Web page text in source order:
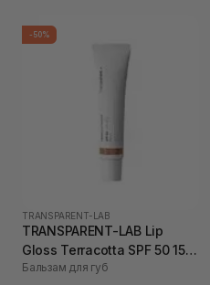
-50%
TRANSPARENT-LAB
TRANSPARENT-LAB Lip
Gloss Terracotta SPF 50 15
мл
Бальзам для губ